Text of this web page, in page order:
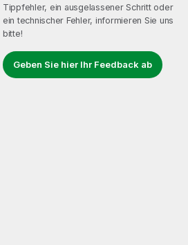
Tippfehler, ein ausgelassener Schritt oder
ein technischer Fehler, informieren Sie uns
bitte!
Geben Sie hier Ihr Feedback ab